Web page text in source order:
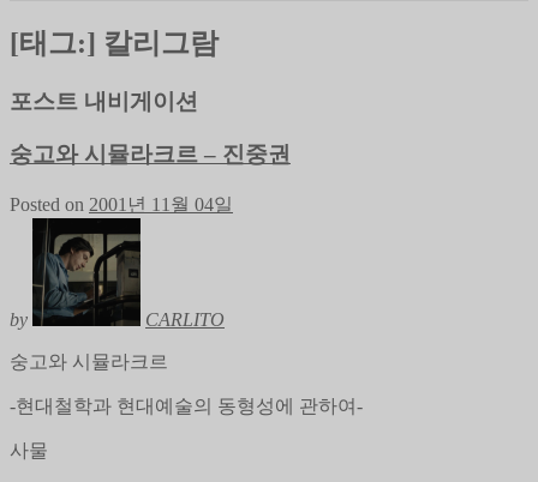
[태그:] 칼리그람
포스트 내비게이션
숭고와 시뮬라크르 – 진중권
Posted on 2001년 11월 04일
by CARLITO
숭고와 시뮬라크르
-현대철학과 현대예술의 동형성에 관하여-
사물